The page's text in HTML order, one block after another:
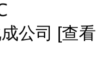
公司 [查看